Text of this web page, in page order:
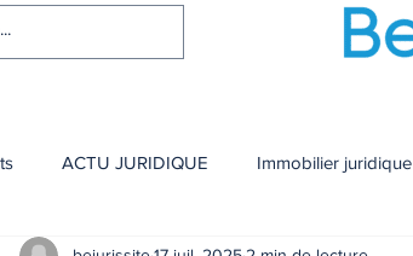
ACTU JURIDIQUE Immobilier juridique